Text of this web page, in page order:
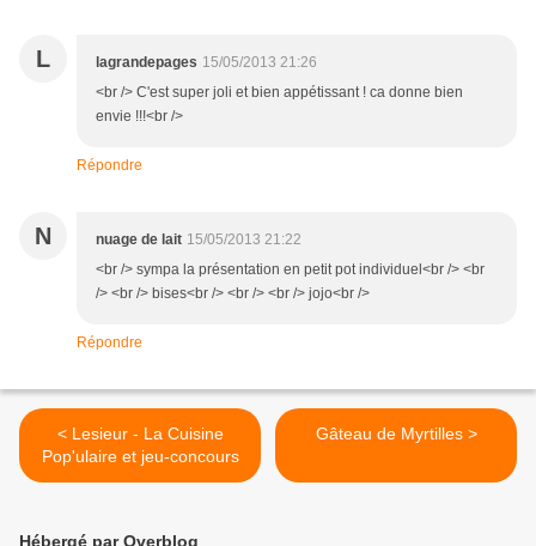
L lagrandepages 15/05/2013 21:26
<br /> C'est super joli et bien appétissant ! ca donne bien
envie !!!<br />
Répondre
N nuage de lait 15/05/2013 21:22
<br /> sympa la présentation en petit pot individuel<br /> <br
/> <br /> bises<br /> <br /> <br /> jojo<br />
Répondre
< Lesieur - La Cuisine
Pop'ulaire et jeu-concours
Gâteau de Myrtilles >
Hébergé par Overblog